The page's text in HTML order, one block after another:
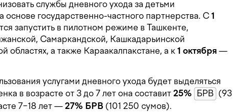
службы дневного ухода за детьми
основе государственно-частного партнерства. С 1
запустить в пилотном режиме в Ташкенте,
Самаркандской, Кашкадарьинской
областях, а также Караакалпакстане, а к 1 октября —
услугами дневного ухода будет выделяться
в возрасте от 3 до 7 лет она составит 25% БРВ (93
7−18 лет — 27% БРВ (101 250 сумов).